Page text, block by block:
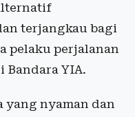
terjangkau bagi
pelaku perjalanan
Bandara YIA.
yang nyaman dan